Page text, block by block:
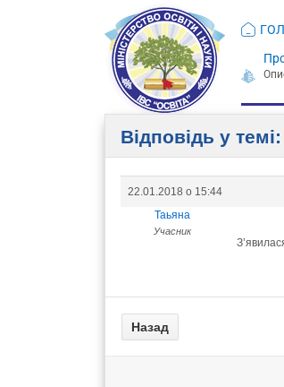
Відповідь у
22.01.2018 о 15:44
Таьяна
Учасник